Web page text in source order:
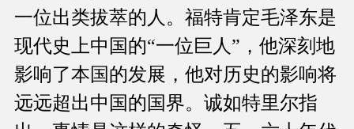
一位出类拔萃的人。福特肯定毛泽东是
现代史上中国的“一位巨人”，他深刻地
影响了本国的发展，他对历史的影响将
远远超出中国的国界。诚如特里尔指